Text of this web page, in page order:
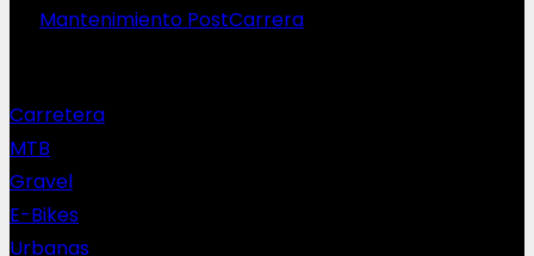
Mantenimiento PostCarrera
Carretera
MTB
Gravel
E-Bikes
Urbanas